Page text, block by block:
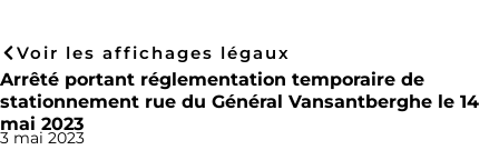
Voir les affichages légaux
Arrêté portant réglementation temporaire de
stationnement rue du Général Vansantberghe le 14
mai 2023
3 mai 2023